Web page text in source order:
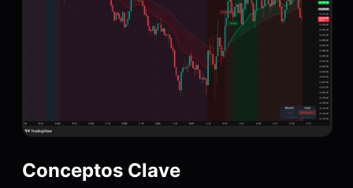
Conceptos Clave